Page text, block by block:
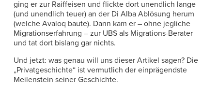
ging er zur Raiffeisen und flickte dort unendlich lange
(und unendlich teuer) an der Di Alba Ablösung herum
(welche Avaloq baute). Dann kam er – ohne jegliche
Migrationserfahrung – zur UBS als Migrations-Berater
und tat dort bislang gar nichts.
Und jetzt: was genau will uns dieser Artikel sagen? Die
„Privatgeschichte“ ist vermutlich der einprägendste
Meilenstein seiner Geschichte.